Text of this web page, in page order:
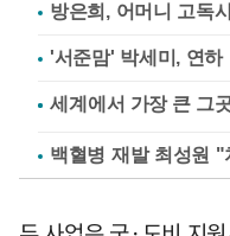
방은희, 어머니 고독
'서준맘' 박세미, 연
백혈병 재발 최성원